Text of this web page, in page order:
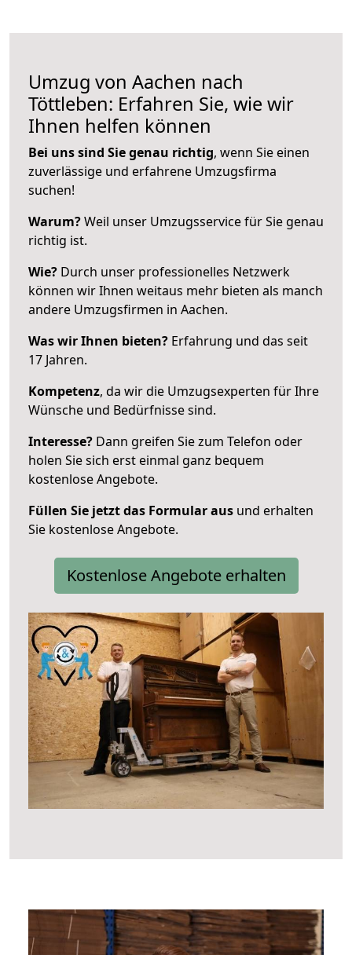
Umzug von Aachen nach
Töttleben: Erfahren Sie, wie wir
Ihnen helfen können
Bei uns sind Sie genau richtig, wenn Sie einen
zuverlässige und erfahrene Umzugsfirma
suchen!
Warum?Weil unser Umzugsservice für Sie genau
richtig ist.
Wie? Durch unser professionelles Netzwerk
können wir Ihnen weitaus mehr bieten als manch
andere Umzugsfirmen in Aachen.
Was wir Ihnen bieten? Erfahrung und das seit
17 Jahren.
Kompetenz, da wir die Umzugsexperten für Ihre
Wünsche und Bedürfnisse sind.
Interesse? Dann greifen Sie zum Telefon oder
holen Sie sich erst einmal ganz bequem
kostenlose Angebote.
Füllen Sie jetzt das Formular aus und erhalten
Sie kostenlose Angebote.
Kostenlose Angebote erhalten